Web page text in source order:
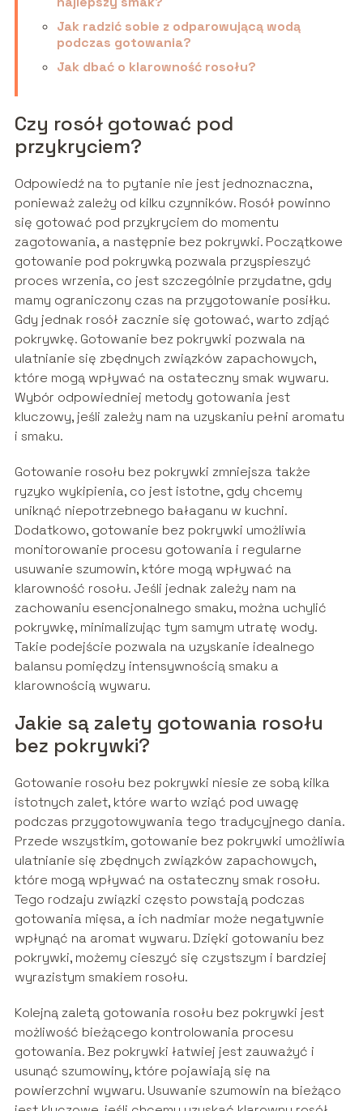
Jak radzić sobie z odparowującą wodą
podczas gotowania?
Jak dbać o klarowność rosołu?
Czy rosół gotować pod
przykryciem?
Odpowiedź na to pytanie nie jest jednoznaczna,
ponieważ zależy od kilku czynników. Rosół powinno
się gotować pod przykryciem do momentu
zagotowania, a następnie bez pokrywki. Początkowe
gotowanie pod pokrywką pozwala przyspieszyć
proces wrzenia, co jest szczególnie przydatne, gdy
mamy ograniczony czas na przygotowanie posiłku.
Gdy jednak rosół zacznie się gotować, warto zdjąć
pokrywkę. Gotowanie bez pokrywki pozwala na
ulatnianie się zbędnych związków zapachowych,
które mogą wpływać na ostateczny smak wywaru.
Wybór odpowiedniej metody gotowania jest
kluczowy, jeśli zależy nam na uzyskaniu pełni aromatu
i smaku.
Gotowanie rosołu bez pokrywki zmniejsza także
ryzyko wykipienia, co jest istotne, gdy chcemy
uniknąć niepotrzebnego bałaganu w kuchni.
Dodatkowo, gotowanie bez pokrywki umożliwia
monitorowanie procesu gotowania i regularne
usuwanie szumowin, które mogą wpływać na
klarowność rosołu. Jeśli jednak zależy nam na
zachowaniu esencjonalnego smaku, można uchylić
pokrywkę, minimalizując tym samym utratę wody.
Takie podejście pozwala na uzyskanie idealnego
balansu pomiędzy intensywnością smaku a
klarownością wywaru.
Jakie są zalety gotowania rosołu
bez pokrywki?
Gotowanie rosołu bez pokrywki niesie ze sobą kilka
istotnych zalet, które warto wziąć pod uwagę
podczas przygotowywania tego tradycyjnego dania.
Przede wszystkim, gotowanie bez pokrywki umożliwia
ulatnianie się zbędnych związków zapachowych,
które mogą wpływać na ostateczny smak rosołu.
Tego rodzaju związki często powstają podczas
gotowania mięsa, a ich nadmiar może negatywnie
wpłynąć na aromat wywaru. Dzięki gotowaniu bez
pokrywki, możemy cieszyć się czystszym i bardziej
wyrazistym smakiem rosołu.
Kolejną zaletą gotowania rosołu bez pokrywki jest
możliwość bieżącego kontrolowania procesu
gotowania. Bez pokrywki łatwiej jest zauważyć i
usunąć szumowiny, które pojawiają się na
powierzchni wywaru. Usuwanie szumowin na bieżąco